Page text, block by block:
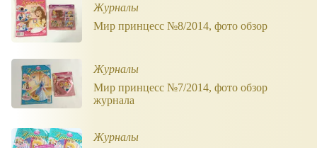
Журналы
Мир принцесс №8/2014, фото обзор
Журналы
Мир принцесс №7/2014, фото обзор
журнала
Журналы